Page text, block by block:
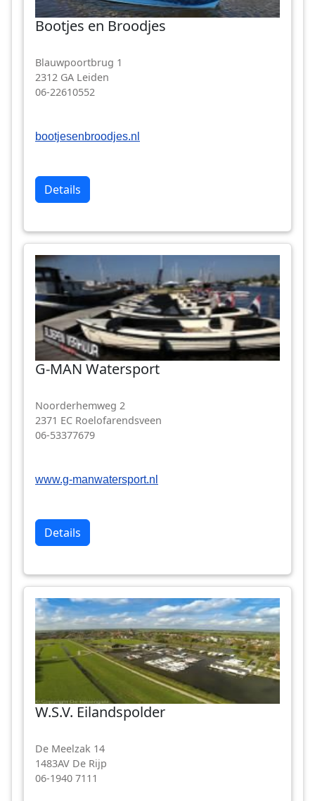
Bootjes en Broodjes
Blauwpoortbrug 1
2312 GA Leiden
06-22610552
bootjesenbroodjes.nl
Details
G-MAN Watersport
Noorderhemweg 2
2371 EC Roelofarendsveen
06-53377679
www.g-manwatersport.nl
Details
W.S.V. Eilandspolder
De Meelzak 14
1483AV De Rijp
06-1940 7111